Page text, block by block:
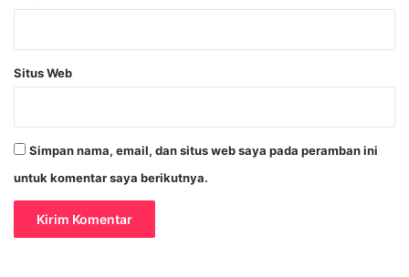
Situs Web
Simpan nama, email, dan situs web saya pada peramban ini
untuk komentar saya berikutnya.